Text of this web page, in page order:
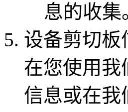
息的收集
设备剪切板
在您使用我
信息或在我